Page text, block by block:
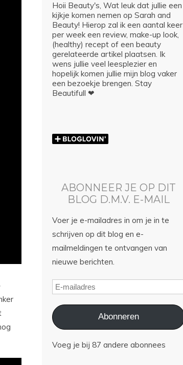
Hoii Beauty's, Wat leuk dat jullie een
kijkje komen nemen op Sarah and
Beauty! Hierop zal ik een aantal keer
per week een review, make-up look,
(healthy) recept of een beauty
gerelateerde artikel plaatsen. Ik
wens jullie veel leesplezier en
hopelijk komen jullie mijn blog vaker
een bezoekje brengen. Stay
Beautifull ❤
ABONNEER JE OP DIT
BLOG D.M.V. E-MAIL
Voer je e-mailadres in om je in te
schrijven op dit blog en e-
mailmeldingen te ontvangen van
nieuwe berichten.
Abonneren
Voeg je bij 87 andere abonnees